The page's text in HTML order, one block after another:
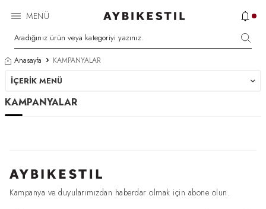
MENÜ
Anasayfa KAMPANYALAR
İÇERIK MENÜ
KAMPANYALAR
Kampanya ve duyularımızdan haberdar olmak için abone olun.